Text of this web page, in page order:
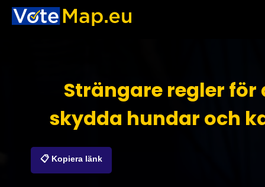
Strängare regler för
skydda hundar och
📋 Kopiera länk